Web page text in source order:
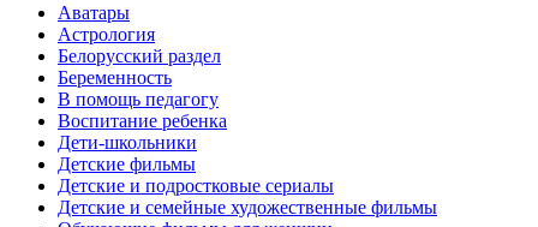
Аватары
Астрология
Белорусский раздел
Беременность
В помощь педагогу
Воспитание ребенка
Дети-школьники
Детские фильмы
Детские и подростковые сериалы
Детские и семейные художественные фильмы